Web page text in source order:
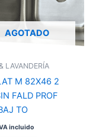
AGOTADO
LAVANDERÍA
M 82X46 2
FALD PROF
TO
incluido